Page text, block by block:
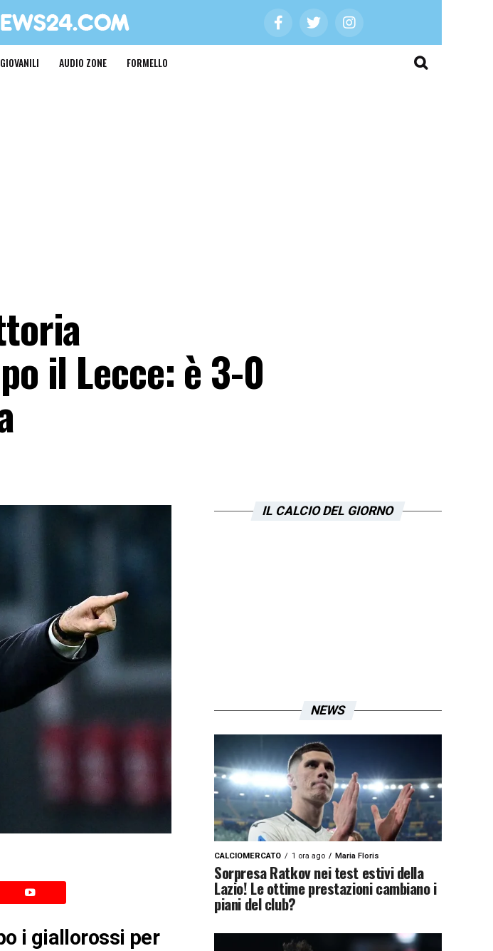
GIOVANILI AUDIO ZONE FORMELLO
il Lecce: è 3-0
i giallorossi per
IL CALCIO DEL GIORNO
NEWS
CALCIOMERCATO 1 ora ago Maria Floris
Sorpresa Ratkov nei test estivi della
Lazio! Le ottime prestazioni cambiano i
piani del club?